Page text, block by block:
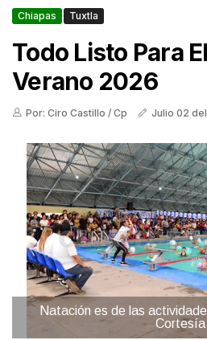
Chiapas Tuxtla
Todo Listo Para
Verano 2026
Por: Ciro Castillo / Cp Julio 02
Natación es de las
Cortesía